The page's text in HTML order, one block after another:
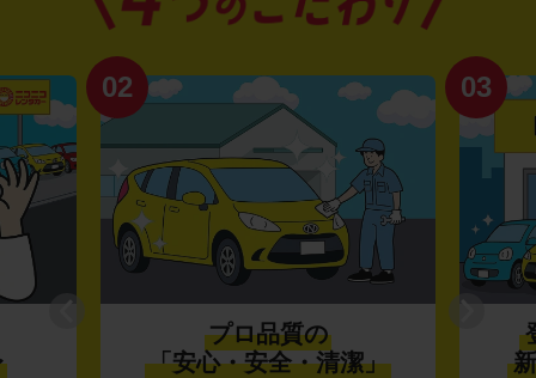
02
プロ品質の
「安心・安全・清潔」
03